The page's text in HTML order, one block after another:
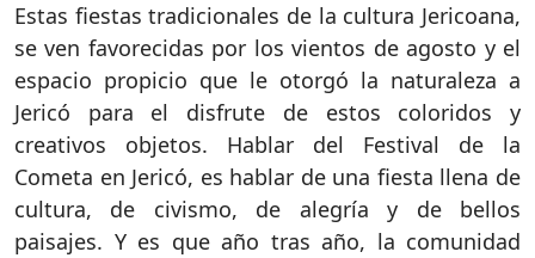
Estas fiestas tradicionales de la cultura Jericoana,
se ven favorecidas por los vientos de agosto y el
espacio propicio que le otorgó la naturaleza a
Jericó para el disfrute de estos coloridos y
creativos objetos. Hablar del Festival de la
Cometa en Jericó, es hablar de una fiesta llena de
cultura, de civismo, de alegría y de bellos
paisajes. Y es que año tras año, la comunidad